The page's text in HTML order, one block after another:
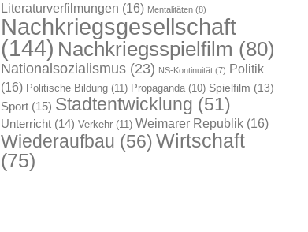
Literaturverfilmungen (16) Mentalitäten (8)
Nachkriegsgesellschaft
(144) Nachkriegsspielfilm (80)
Nationalsozialismus (23) NS-Kontinuität (7) Politik
(16) Politische Bildung (11) Propaganda (10) Spielfilm (13)
Sport (15) Stadtentwicklung (51)
Unterricht (14) Verkehr (11) Weimarer Republik (16)
Wiederaufbau (56)Wirtschaft
(75)